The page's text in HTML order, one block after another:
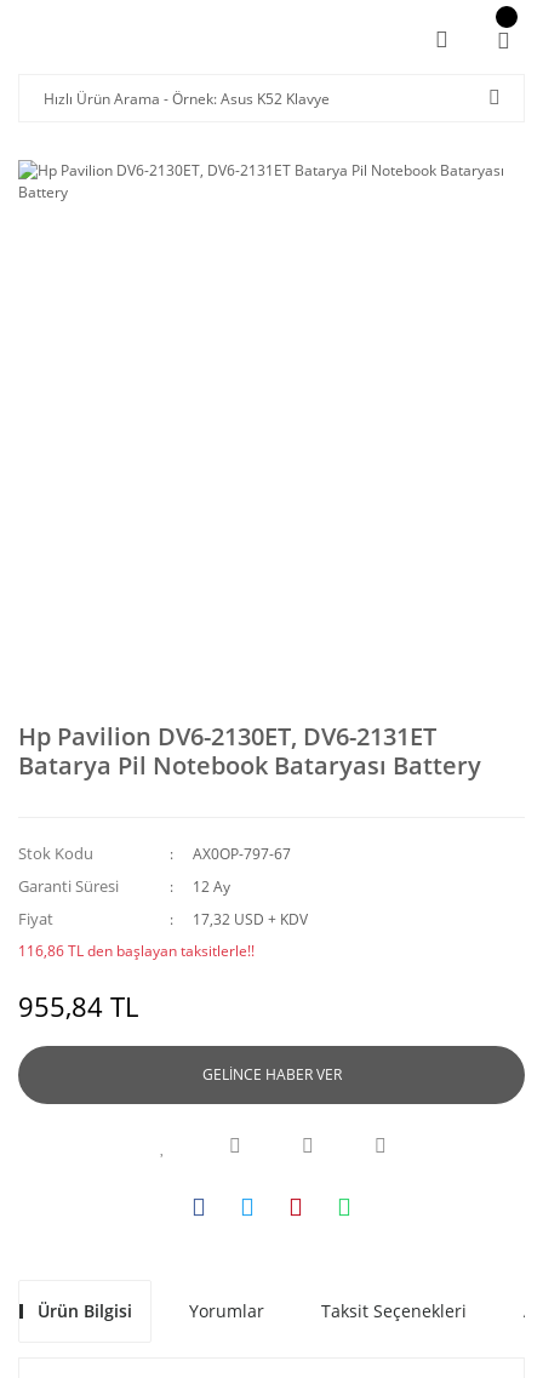
Hp Pavilion DV6-2130ET, DV6-2131ET
Batarya Pil Notebook Bataryası Battery
Stok Kodu AX0OP-797-67
Garanti Süresi 12 Ay
Fiyat
17,32 USD + KDV
116,86 TL den başlayan taksitlerle!!
955,84 TL
GELİNCE HABER VER
Ürün Bilgisi Yorumlar Taksit Seçenekleri